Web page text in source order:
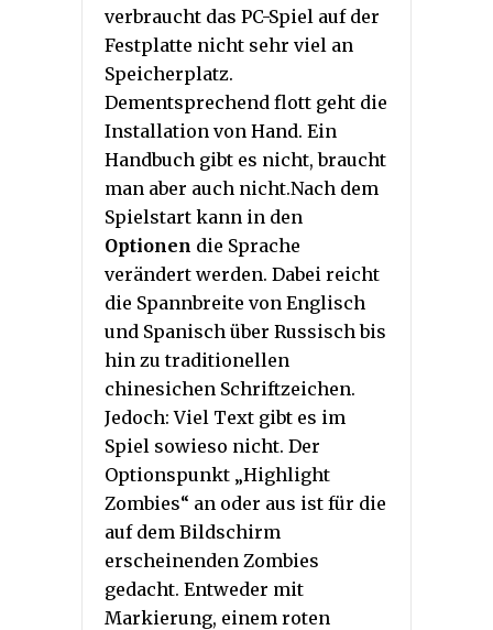
verbraucht das PC-Spiel auf der
Festplatte nicht sehr viel an
Speicherplatz.
Dementsprechend flott geht die
Installation von Hand. Ein
Handbuch gibt es nicht, braucht
man aber auch nicht.Nach dem
Spielstart kann in den
Optionen die Sprache
verändert werden. Dabei reicht
die Spannbreite von Englisch
und Spanisch über Russisch bis
hin zu traditionellen
chinesichen Schriftzeichen.
Jedoch: Viel Text gibt es im
Spiel sowieso nicht. Der
Optionspunkt „Highlight
Zombies“ an oder aus ist für die
auf dem Bildschirm
erscheinenden Zombies
gedacht. Entweder mit
Markierung, einem roten